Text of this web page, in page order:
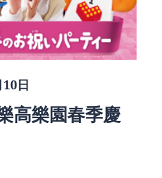
日
高樂園春季慶